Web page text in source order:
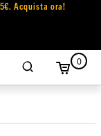
Acquista ora!
0